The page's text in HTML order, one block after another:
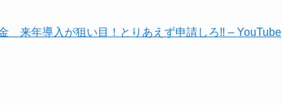
来年導入が狙い目！とりあえず申請しろ‼ – YouTube